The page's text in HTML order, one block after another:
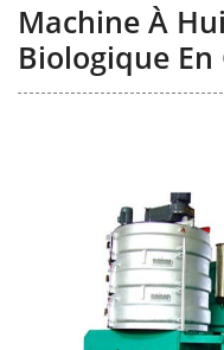
Machine À
Biologique